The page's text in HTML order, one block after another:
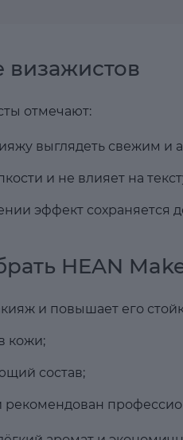
отмечают:
выглядеть свежим и
и не влияет на
эффект сохраняется
HEAN
и повышает его
кожи;
состав;